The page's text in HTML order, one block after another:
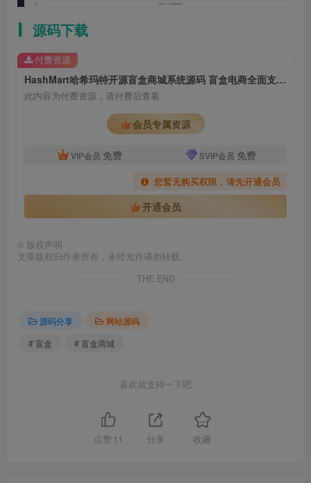
源码下载
HashMart哈希玛特开源盲盒商城系统源码 盲盒电商全面支持iOS、Android、微信小程序
此内容为付费资源，请付费后查看
会员专属资源
VIP会员 免费 SVIP会员 免费
您暂无购买权限，请先开通会员
开通会员
付费资源
© 版权声明
文章版权归作者所有，未经允许请勿转载。
THE END
源码分享
网站源码
# 盲盒
# 盲盒商城
喜欢就支持一下吧
点赞 11 分享 收藏